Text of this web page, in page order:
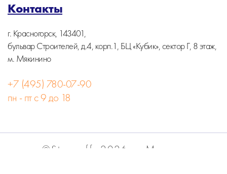
Контакты
г. Красногорск, 143401,
бульвар Строителей, д.4, корп.1, БЦ «Кубик», сектор Г, 8 этаж,
м. Мякинино
+7 (495) 780-07-90
пн - пт с 9 до 18
©Stormoff, 2026, г. Москва